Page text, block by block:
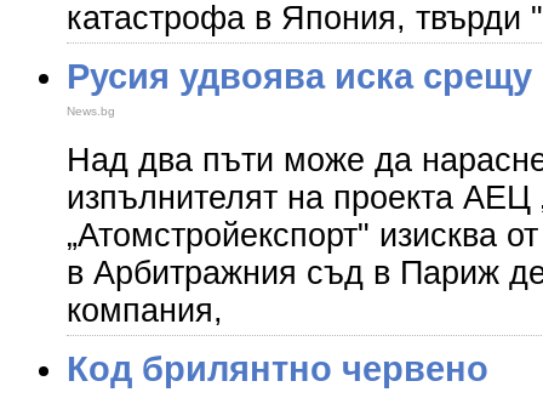
катастрофа в Япония,
Русия удвоява иска
News.bg
Над два пъти може да
изпълнителят на проекта АЕЦ
„Атомстройекспорт" изисква
в Арбитражния съд в Париж
компания,
Код брилянтно червено